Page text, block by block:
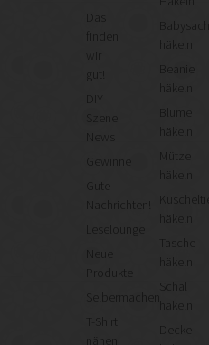
finden
gut!
News
Gute
Nachrichten!
Leselounge
Neue
Produkte
Selbermachen
T-Shirt
häkeln
häkeln
Mütze
häkeln
Kuscheltier
häkeln
Tasche
häkeln